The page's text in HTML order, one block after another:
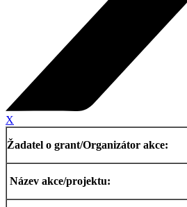
X
Žadatel o grant/Organizátor akce:
Název akce/projektu: